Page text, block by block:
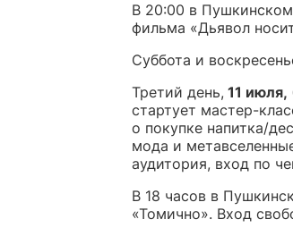
В 20:00 в
фильма «Дьявол
Суббота и
Третий день, 11 июля,
стартует мастер-
о покупке напитка/
мода и
аудитория, вход по
В 18 часов в
«Томично». Вход